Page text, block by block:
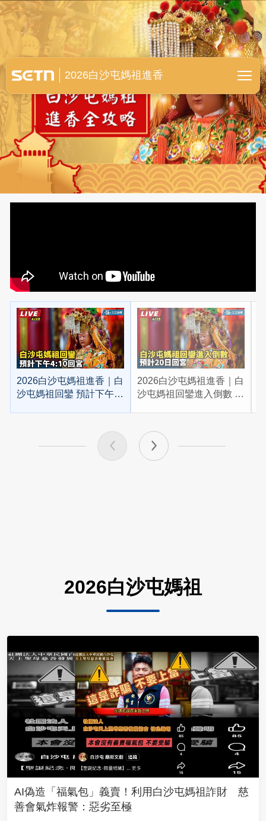
白沙屯媽祖進香全紀錄
2026白沙屯媽祖進香
2026白沙屯媽祖進香｜白
沙屯媽祖回鑾 預計下午
2026白沙屯媽祖進香｜白
沙屯媽祖回鑾進入倒數 預
2026白沙屯媽祖
AI偽造「福氣包」義賣！利用白沙屯媽祖詐財 慈
善會氣炸報警：惡劣至極